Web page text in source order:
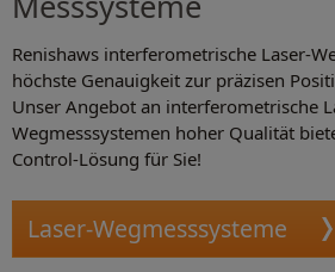
Renishaws interferometrische Laser-
höchste Genauigkeit zur präzisen
Unser Angebot an interferometrische
Wegmesssystemen hoher Qualität
Control-Lösung für Sie!
Laser-Wegmesssysteme